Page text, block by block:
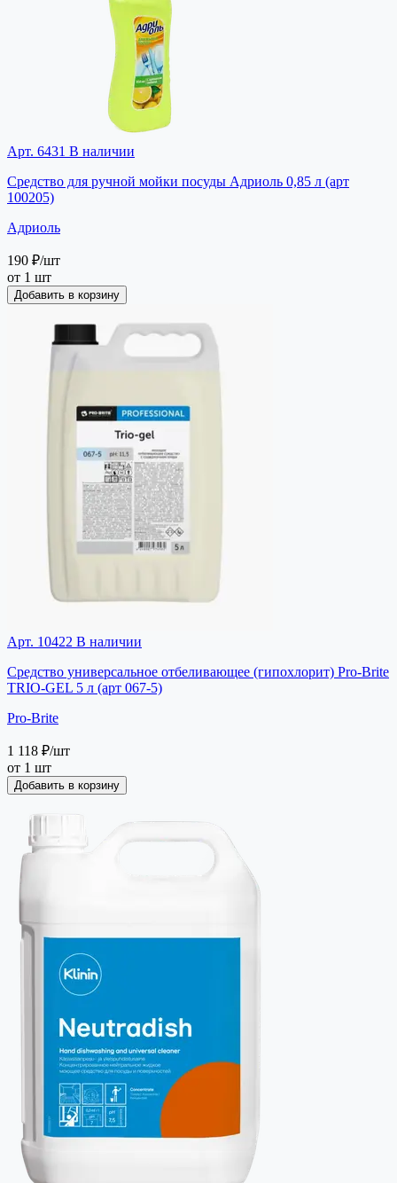
Арт. 6431 В наличии
Средство для ручной мойки посуды Адриоль 0,85 л (арт
100205)
Адриоль
190 ₽/шт
от 1 шт
Добавить в корзину
Арт. 10422 В наличии
Средство универсальное отбеливающее (гипохлорит) Pro-Brite
TRIO-GEL 5 л (арт 067-5)
Pro-Brite
1 118 ₽/шт
от 1 шт
Добавить в корзину